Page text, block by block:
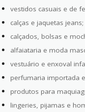
vestidos casuais e de
calças e jaquetas jeans;
calçados, bolsas e
alfaiataria e moda
vestuário e enxoval
perfumaria importada
produtos para
lingeries, pijamas e